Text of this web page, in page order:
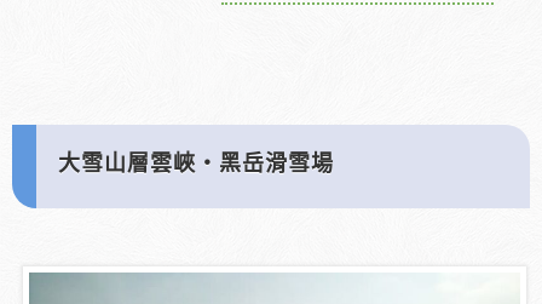
大雪山層雲峽・黑岳滑雪場